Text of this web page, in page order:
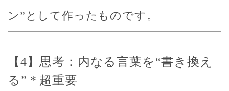
ン”として作ったものです。
【4】思考：内なる言葉を“書き換え
る”＊超重要